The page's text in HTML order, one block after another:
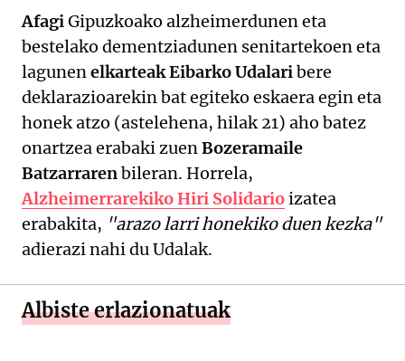
AfagiGipuzkoako alzheimerdunen eta
bestelako dementziadunen senitartekoen eta
lagunenelkarteak Eibarko Udalaribere
deklarazioarekin bat egiteko eskaera egin eta
honek atzo (astelehena, hilak 21) aho batez
onartzea erabaki zuenBozeramaile
Batzarrarenbileran. Horrela,
Alzheimerrarekiko Hiri Solidarioizatea
erabakita, "arazo larri honekiko duen kezka"
adierazi nahi du Udalak.
Albiste erlazionatuak